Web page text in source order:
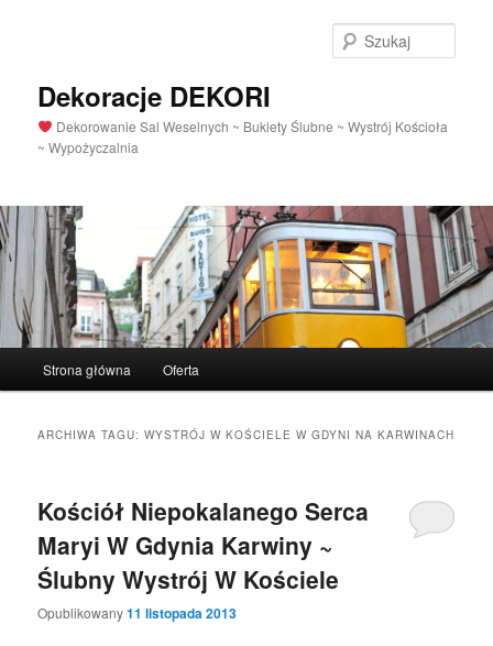
Dekoracje DEKORI
Dekorowanie Sal Weselnych ~ Bukiety Ślubne ~ Wystrój Kościoła
~ Wypożyczalnia
główne
Przeskocz
Przeskocz
Strona główna Oferta
ARCHIWA TAGU:WYSTRÓJ W KOŚCIELE W GDYNI NA KARWINACH
Kościół Niepokalanego Serca
Maryi W Gdynia Karwiny ~
Ślubny Wystrój W Kościele
Opublikowany11 listopada 2013